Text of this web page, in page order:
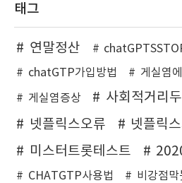
태그
연말정산
chatGTP가입방법
게실염
게실염증상
사회적거리두
넷플릭스오류
넷플릭
미스터트롯테스트
CHATGTP사용법 비강점막